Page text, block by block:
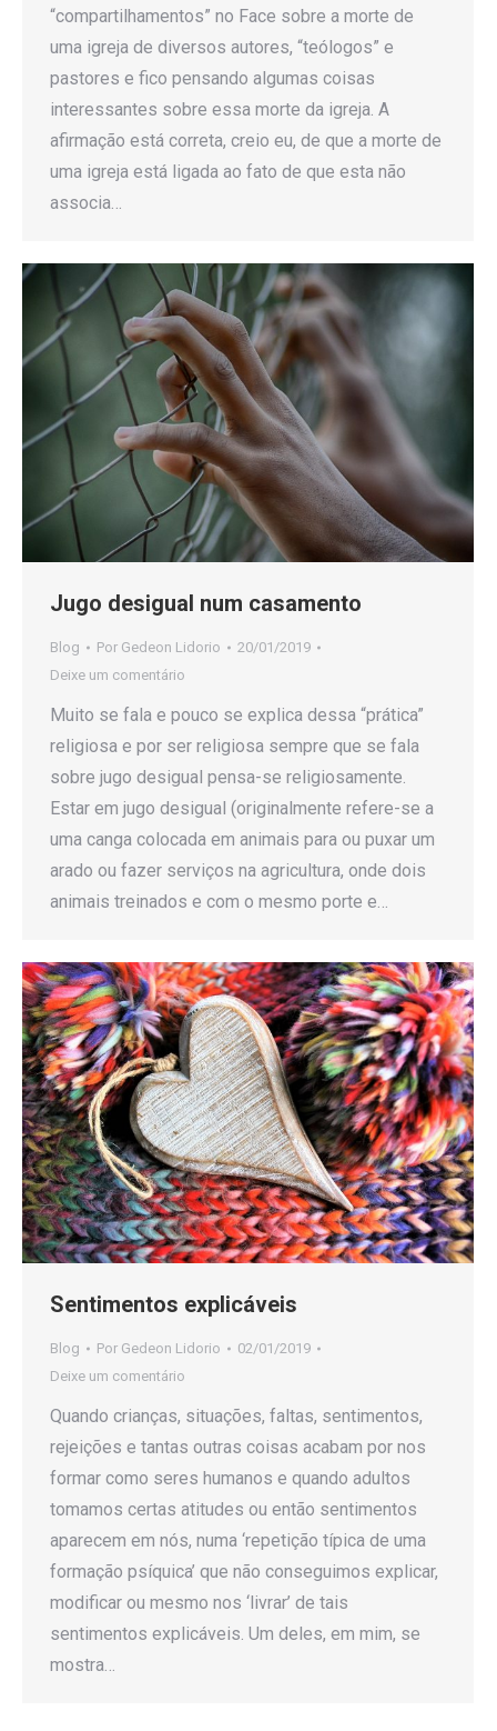
“compartilhamentos” no Face sobre a morte de
uma igreja de diversos autores, “teólogos” e
pastores e fico pensando algumas coisas
interessantes sobre essa morte da igreja. A
afirmação está correta, creio eu, de que a morte de
uma igreja está ligada ao fato de que esta não
associa…
Jugo desigual num casamento
Blog Por Gedeon Lidorio
20/01/2019
Deixe um comentário
Muito se fala e pouco se explica dessa “prática”
religiosa e por ser religiosa sempre que se fala
sobre jugo desigual pensa-se religiosamente.
Estar em jugo desigual (originalmente refere-se a
uma canga colocada em animais para ou puxar um
arado ou fazer serviços na agricultura, onde dois
animais treinados e com o mesmo porte e…
Sentimentos explicáveis
Blog Por Gedeon Lidorio
02/01/2019
Deixe um comentário
Quando crianças, situações, faltas, sentimentos,
rejeições e tantas outras coisas acabam por nos
formar como seres humanos e quando adultos
tomamos certas atitudes ou então sentimentos
aparecem em nós, numa ‘repetição típica de uma
formação psíquica’ que não conseguimos explicar,
modificar ou mesmo nos ‘livrar’ de tais
sentimentos explicáveis. Um deles, em mim, se
mostra…